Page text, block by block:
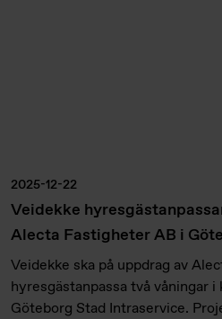
2025-12-22
Veidekke
Alecta Fastigheter AB i
Veidekke ska på uppdrag av
hyresgästanpassa två våningar
Göteborg Stad Intraservice.